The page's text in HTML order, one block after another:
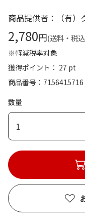
商品提供者：（有）
2,780円(送料・税
※軽減税率対象
獲得ポイント： 27 pt
商品番号
7156415716
数量
1